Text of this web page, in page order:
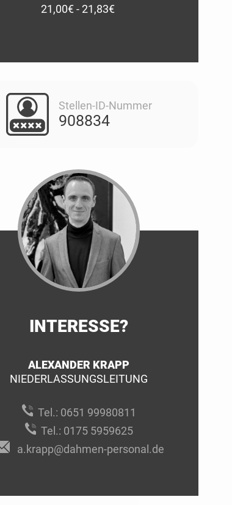
21,00€ - 21,83€
Stellen-ID-Nummer
908834
INTERESSE?
ALEXANDER KRAPP
NIEDERLASSUNGSLEITUNG
Tel.: 0651 99980811
Tel.: 0175 5959625
a.krapp@dahmen-personal.de